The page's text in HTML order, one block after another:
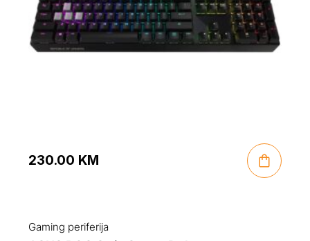
230.00 KM
Gaming periferija